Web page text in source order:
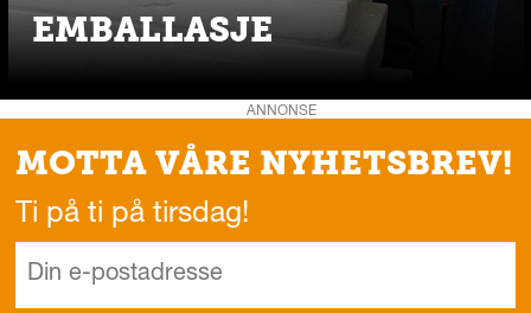
EMBALLASJE
ANNONSE
MOTTA VÅRE NYHETSBREV!
Ti på ti på tirsdag!